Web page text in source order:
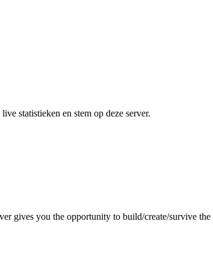
statistieken en stem op deze server.
gives you the opportunity to build/create/survive